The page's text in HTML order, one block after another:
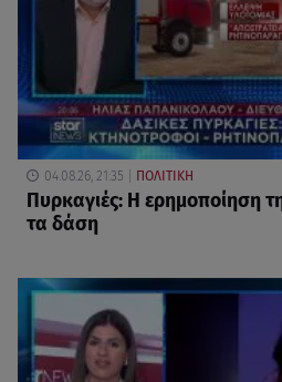
04.08.26, 21:35 ΠΟΛΙΤΙΚΗ
Πυρκαγιές: Η ερημοποίηση
τα δάση